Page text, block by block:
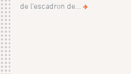
de l'escadron de...